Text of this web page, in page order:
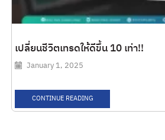
เปลี่ยนชีวิตเทรดให้ดีขึ้น 10 เท่า!!
January 1, 2025
CONTINUE READING